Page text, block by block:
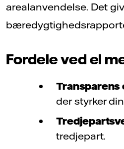
arealanvendelse. Det
Fordele ved el
Transparens
der styrker
tredjepart.